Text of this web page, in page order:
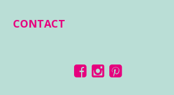
CONTACT